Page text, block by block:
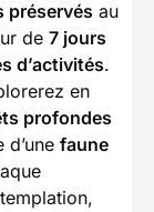
préservés au
de 7 jours
d’activités.
en
profondes
faune